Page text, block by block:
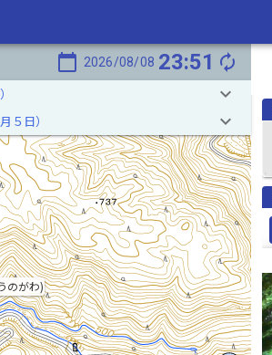
calendar_today 2026/08/08 23:51 autorenew
のがわ)
keyboard_arrow_down
５日） keyboard_arrow_down